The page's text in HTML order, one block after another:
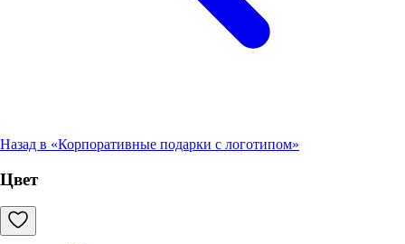
Назад в «Корпоративные подарки с логотипом»
Цвет